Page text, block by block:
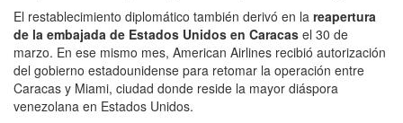
El restablecimiento diplomático también derivó en la reapertura
de la embajada de Estados Unidos en Caracas el 30 de
marzo. En ese mismo mes, American Airlines recibió autorización
del gobierno estadounidense para retomar la operación entre
Caracas y Miami, ciudad donde reside la mayor diáspora
venezolana en Estados Unidos.